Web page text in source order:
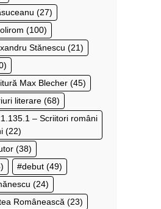
(27)
(100)
Stănescu (21)
Max Blecher (45)
literare (68)
– Scriitori români
(22)
(38)
debut (49)
(24)
Românească (23)